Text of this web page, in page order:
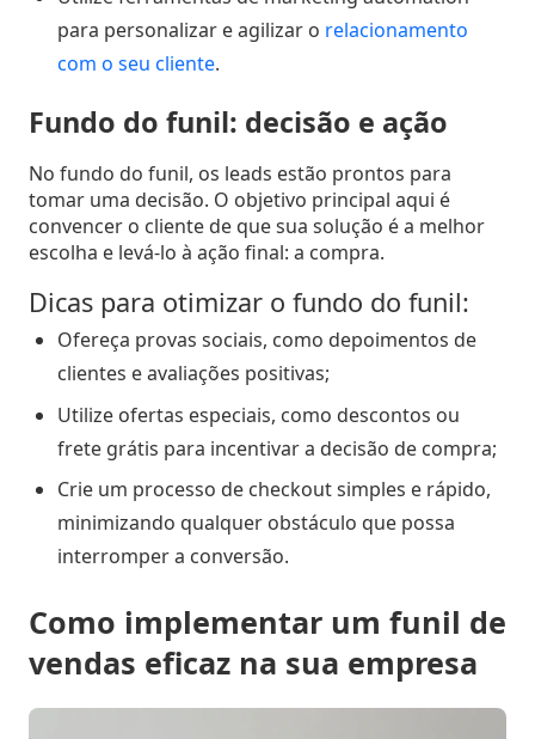
para personalizar e agilizar o relacionamento
com o seu cliente.
Fundo do funil: decisão e ação
No fundo do funil, os leads estão prontos para
tomar uma decisão. O objetivo principal aqui é
convencer o cliente de que sua solução é a melhor
escolha e levá-lo à ação final: a compra.
Dicas para otimizar o fundo do funil:
Ofereça provas sociais, como depoimentos de
clientes e avaliações positivas;
Utilize ofertas especiais, como descontos ou
frete grátis para incentivar a decisão de compra;
Crie um processo de checkout simples e rápido,
minimizando qualquer obstáculo que possa
interromper a conversão.
Como implementar um funil de
vendas eficaz na sua empresa